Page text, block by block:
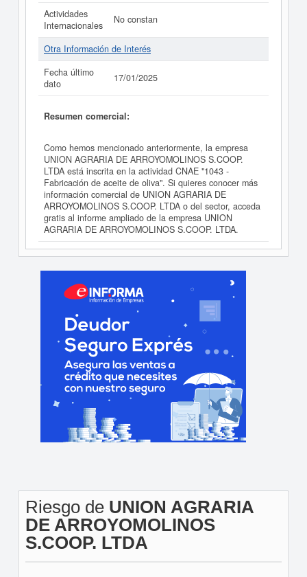
Actividades
Internacionales
No constan
Otra Información de Interés
Fecha último
dato
17/01/2025
Resumen comercial:
Como hemos mencionado anteriormente, la empresa
UNION AGRARIA DE ARROYOMOLINOS S.COOP.
LTDA está inscrita en la actividad CNAE "1043 -
Fabricación de aceite de oliva". Si quieres conocer más
información comercial de UNION AGRARIA DE
ARROYOMOLINOS S.COOP. LTDA o del sector, acceda
gratis al informe ampliado de la empresa UNION
AGRARIA DE ARROYOMOLINOS S.COOP. LTDA.
Riesgo de UNION AGRARIA
DE ARROYOMOLINOS
S.COOP. LTDA